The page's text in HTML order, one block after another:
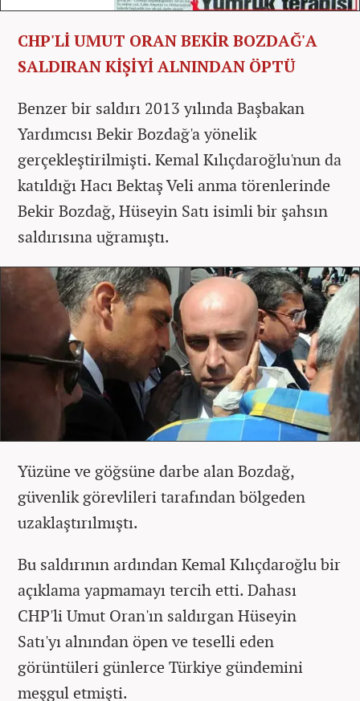
CHP'Lİ UMUT ORAN BEKİR BOZDAĞ'A
SALDIRAN KİŞİYİ ALNINDAN ÖPTÜ
Benzer bir saldırı 2013 yılında Başbakan
Yardımcısı Bekir Bozdağ'a yönelik
gerçekleştirilmişti. Kemal Kılıçdaroğlu'nun da
katıldığı Hacı Bektaş Veli anma törenlerinde
Bekir Bozdağ, Hüseyin Satı isimli bir şahsın
saldırısına uğramıştı.
Yüzüne ve göğsüne darbe alan Bozdağ,
güvenlik görevlileri tarafından bölgeden
uzaklaştırılmıştı.
Bu saldırının ardından Kemal Kılıçdaroğlu bir
açıklama yapmamayı tercih etti. Dahası
CHP'li Umut Oran'ın saldırgan Hüseyin
Satı'yı alnından öpen ve teselli eden
görüntüleri günlerce Türkiye gündemini
meşgul etmişti.